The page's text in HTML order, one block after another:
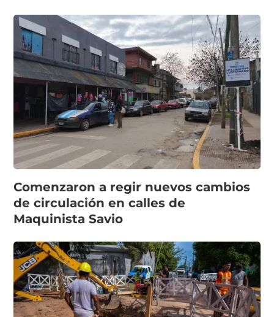
Comenzaron a regir nuevos cambios
de circulación en calles de
Maquinista Savio